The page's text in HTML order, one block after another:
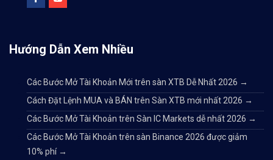
Hướng Dẫn Xem Nhiều
Các Bước Mở Tài Khoản Mới trên sàn XTB Dễ Nhất 2026 →
Cách Đặt Lệnh MUA và BÁN trên Sàn XTB mới nhất 2026 →
Các Bước Mở Tài Khoản trên Sàn IC Markets dễ nhất 2026 →
Các Bước Mở Tài Khoản trên sàn Binance 2026 được giảm
10% phí →